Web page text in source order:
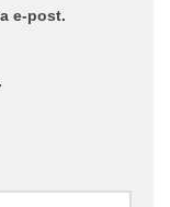
e-post.